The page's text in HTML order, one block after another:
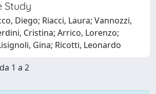
Study
Diego; Riacci, Laura; Vannozzi,
Cristina; Arrico, Lorenzo;
Gina; Ricotti, Leonardo
1 a 2